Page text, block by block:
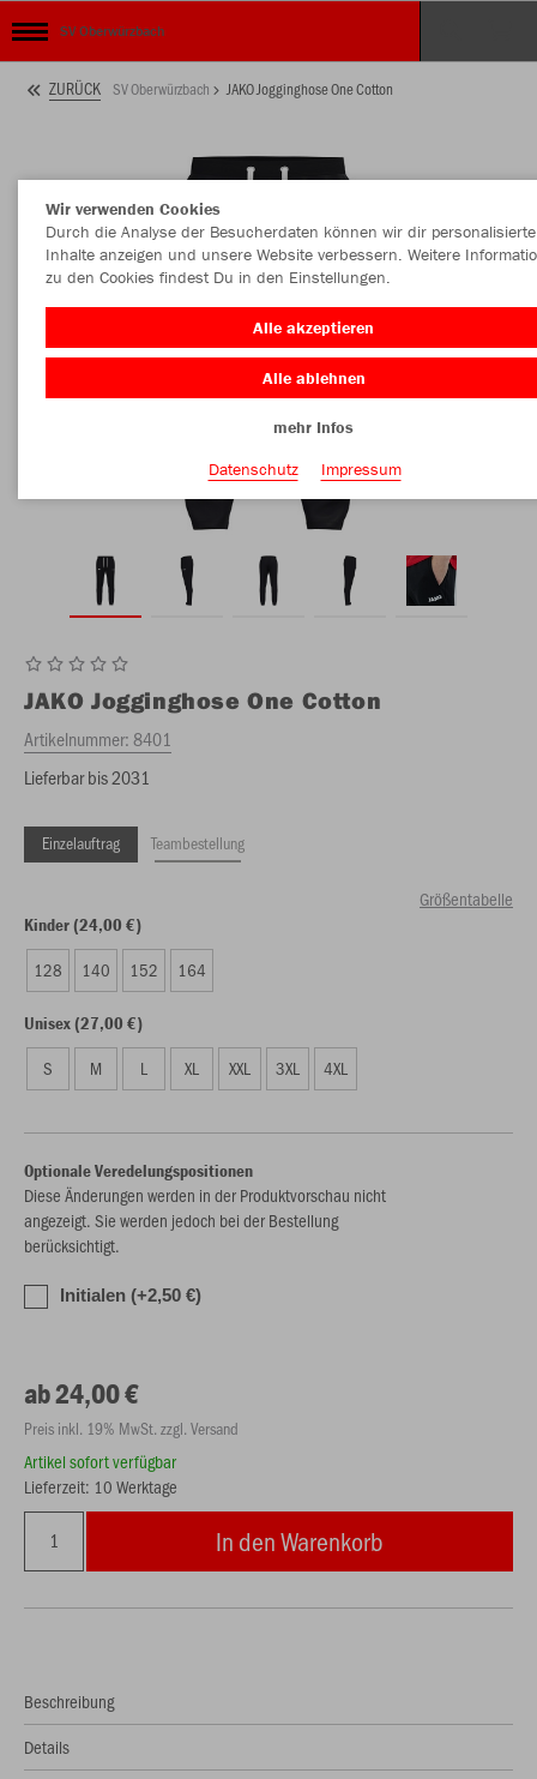
SV Oberwürzbach
ZURÜCK SV Oberwürzbach JAKO Jogginghose One Cotton
JAKO Jogginghose One Cotton
Artikelnummer:8401
Lieferbar bis 2031
Einzelauftrag Teambestellung
Größentabelle
Kinder (24,00 €)
128 140 152 164
Unisex (27,00 €)
S M L XL XXL 3XL 4XL
Optionale Veredelungspositionen
Diese Änderungen werden in der Produktvorschau nicht
angezeigt. Sie werden jedoch bei der Bestellung
berücksichtigt.
Initialen (+2,50 €)
ab 24,00 €
Preis inkl. 19% MwSt. zzgl. Versand
Artikel sofort verfügbar
Lieferzeit: 10 Werktage
In den Warenkorb
Beschreibung
Details
Wir verwenden Cookies
Durch die Analyse der Besucherdaten können wir dir personalisierte
Inhalte anzeigen und unsere Website verbessern. Weitere
zu den Cookies findest Du in den Einstellungen.
Alle akzeptieren
Alle ablehnen
mehr Infos
Datenschutz
Impressum